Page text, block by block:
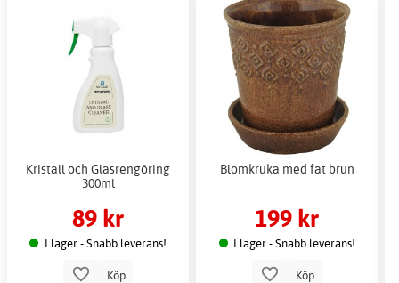
Kristall och Glasrengöring
300ml
89 kr
I lager - Snabb leverans!
Köp
Blomkruka med fat brun
199 kr
I lager - Snabb leverans!
Köp